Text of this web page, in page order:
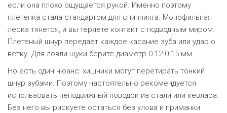
если она плохо ощущается рукой. Именно поэтому
плетенка стала стандартом для спиннинга. Монофильная
леска тянется, и вы теряете контакт с подводным миром.
Плетеный шнур передает каждое касание зуба или удар о
ветку. Для ловли щуки берите диаметр 0.12-0.15 мм.
Но есть один нюанс: хищники могут перетирать тонкий
шнур зубами. Поэтому настоятельно рекомендуется
использовать неподвижный поводок из стали или кевлара.
Без него вы рискуете остаться без улова и приманки.